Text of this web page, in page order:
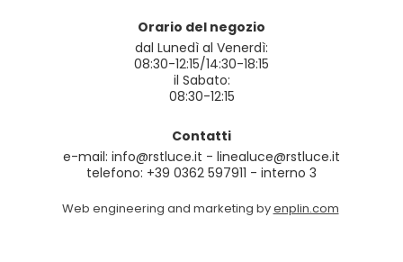
Orario del negozio
dal Lunedì al Venerdì:
08:30-12:15/14:30-18:15
il Sabato:
08:30-12:15
Contatti
e-mail: info@rstluce.it - linealuce@rstluce.it
telefono: +39 0362 597911 - interno 3
Web engineering and marketing byenplin.com